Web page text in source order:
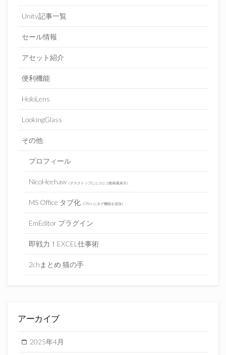
Unity記事一覧
セール情報
アセット紹介
便利機能
HoloLens
LookingGlass
その他
プロフィール
NicoHeehaw（デスクトップにニコニコ動画風表示）
MS Office タブ化（Office にタグ機能を追加）
EmEditor プラグイン
即戦力！EXCEL仕事術
2chまとめ 猫の手
アーカイブ
2025年4月